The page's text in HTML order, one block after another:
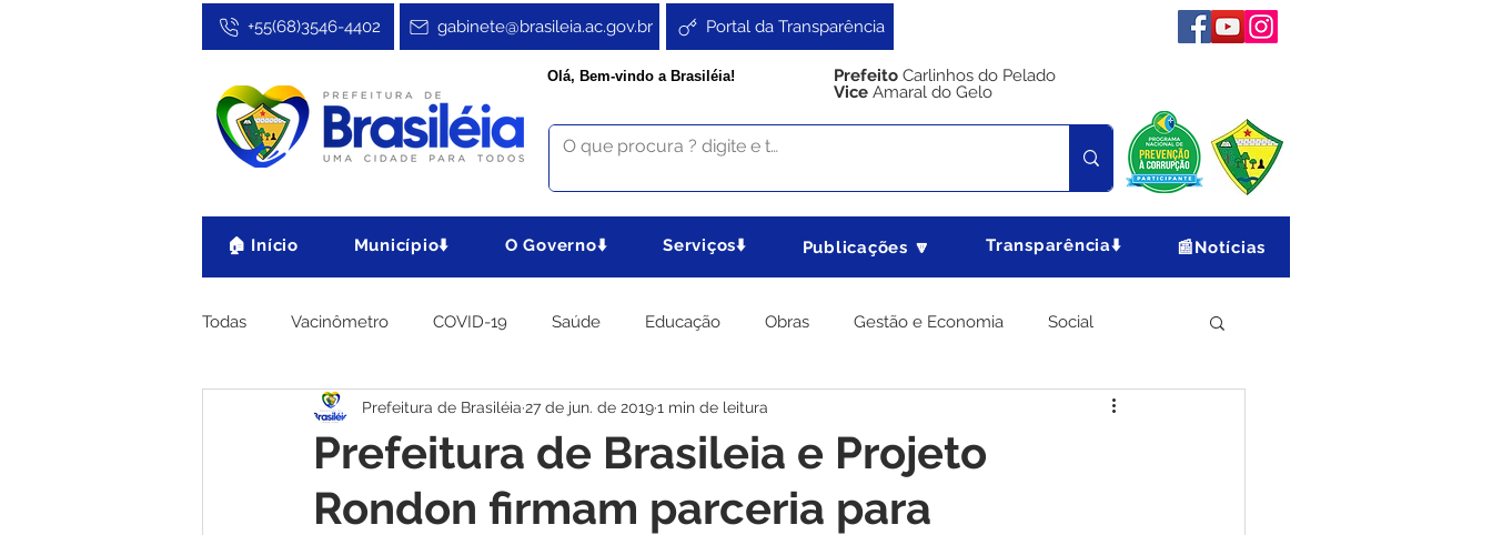
Portal da Transparência
gabinete@brasileia.ac.gov.br
+55(68)3546-4402
Olá, Bem-vindo a Brasiléia! Prefeito Carlinhos do Pelado
Vice Amaral do Gelo
🏠 Início Município⬇️ O Governo⬇️ Serviços⬇️ Publicações 🔽 Transparência⬇️ 📰Notícias
Todas Vacinômetro COVID-19 Saúde Educação Obras Gestão e Economia Social
Cultura, Festa e Esporte No Gabinete Agricultura e Produção Meio Ambiente
Institucional e Governo Licitações Campanhas Datas Comemorativas
Prefeitura de Brasileia e Projeto
Rondon firmam parceria para
Prefeitura de Brasiléia 27 de jun. de 20191 min de leitura